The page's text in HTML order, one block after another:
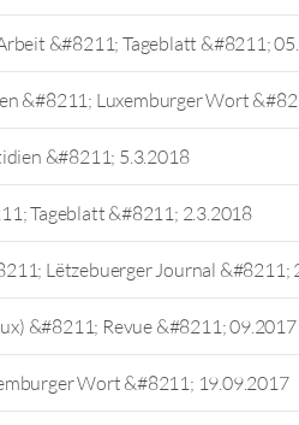
&#8211; Tageblatt &#8211;
&#8211; Luxemburger Wort
&#8211; 5.3.2018
Tageblatt &#8211; 2.3.2018
Lëtzebuerger Journal &#8211;
&#8211; Revue &#8211; 09.2017
Wort &#8211; 19.09.2017